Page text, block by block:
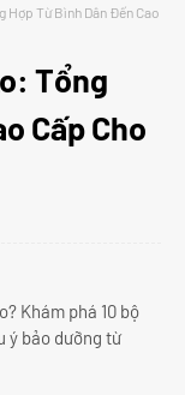
Hợp Từ Bình Dân Đến Cao
Tổng
Cấp Cho
Khám phá 10 bộ
ý bảo dưỡng từ